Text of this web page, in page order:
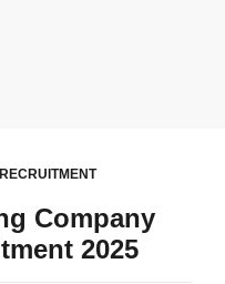
Company
2025